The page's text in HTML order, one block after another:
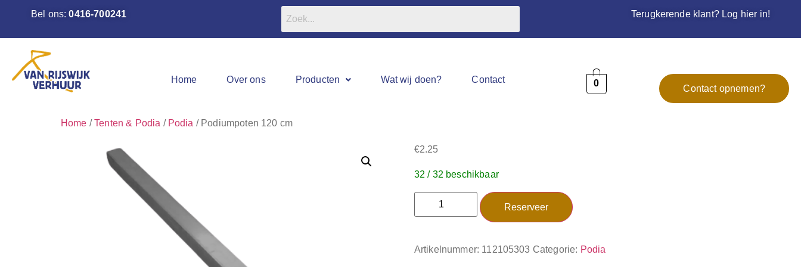
Bel ons:0416-700241 Terugkerende klant? Log hier in!
Home Over ons Producten Wat wij doen? Contact 0
Contact opnemen?
Home /Tenten & Podia / Podia / Podiumpoten 120 cm
€2.25
32 / 32 beschikbaar
Reserveer
Artikelnummer: 112105303 Categorie: Podia